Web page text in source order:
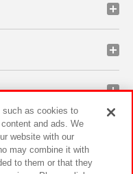
such as cookies to
and ads. We
website with our
may combine it with
to them or that they